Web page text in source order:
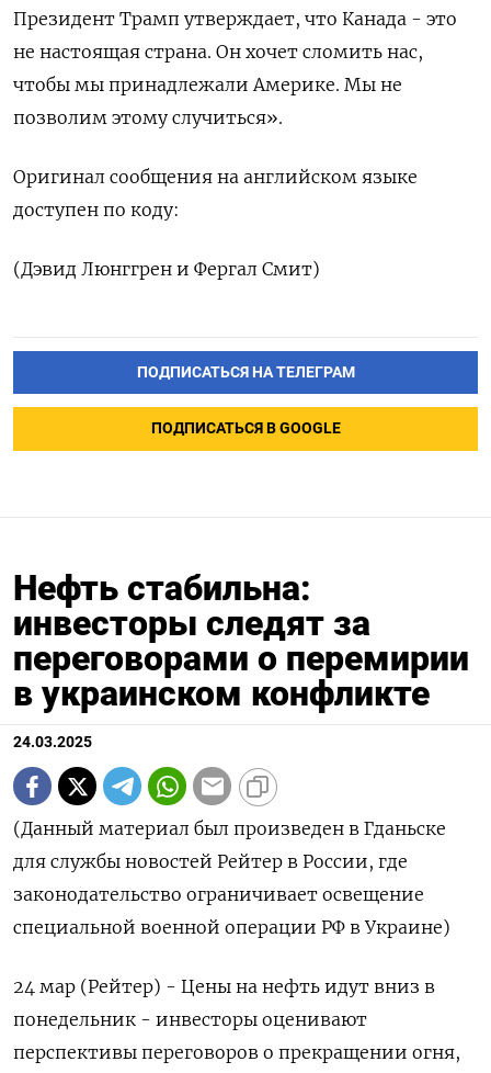
Президент Трамп утверждает, что Канада - это
не настоящая страна. Он хочет сломить нас,
чтобы мы принадлежали Америке. Мы не
позволим этому случиться».
Оригинал сообщения на английском языке
доступен по коду:
(Дэвид Люнггрен и Фергал Смит)
ПОДПИСАТЬСЯ НА ТЕЛЕГРАМ
ПОДПИСАТЬСЯ В GOOGLE
Нефть стабильна:
инвесторы следят за
переговорами о перемирии
в украинском конфликте
24.03.2025
(Данный материал был произведен в Гданьске
для службы новостей Рейтер в России, где
законодательство ограничивает освещение
специальной военной операции РФ в Украине)
24 мар (Рейтер) - Цены на нефть идут вниз в
понедельник - инвесторы оценивают
перспективы переговоров о прекращении огня,